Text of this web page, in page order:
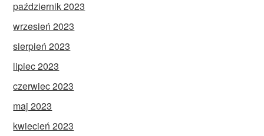
październik 2023
wrzesień 2023
sierpień 2023
lipiec 2023
czerwiec 2023
maj 2023
kwiecień 2023